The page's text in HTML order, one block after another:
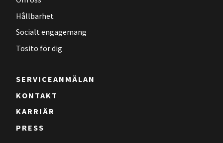
Hållbarhet
Socialt engagemang
Tosito för dig
SERVICEANMÄLAN
KONTAKT
KARRIÄR
PRESS